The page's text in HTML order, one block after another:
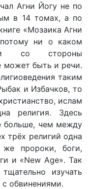
Агни Йогу не по
в 14 томах, а по
«Мозаика Агни
ни о каком
со стороны
может быть и речи.
таким
и Избачков, то
ислам
религия. Здесь
больше, чем между
трёх религий одна
пророки, боги,
и «New Age». Так
изучать
обвинениями.